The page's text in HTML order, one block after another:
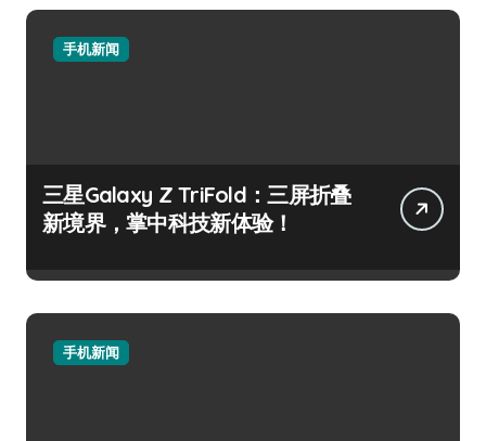
手机新闻
三星Galaxy Z TriFold：三屏折叠
新境界，掌中科技新体验！
手机新闻